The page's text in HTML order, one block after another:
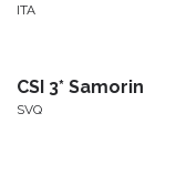
ITA
CSI 3* Samorin
SVQ